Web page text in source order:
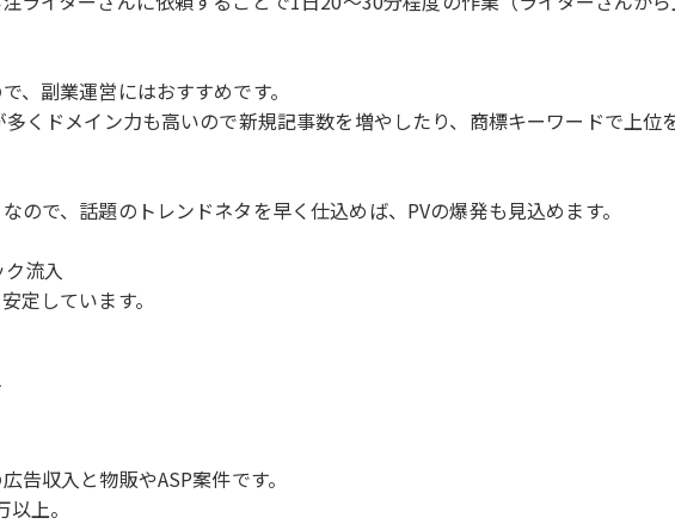
、副業運営にはおすすめです。
くドメイン力も高いので新規記事数を増やしたり、商標キーワードで上
ので、話題のトレンドネタを早く仕込めば、PVの爆発も見込めます。
流入
定しています。
告収入と物販やASP案件です。
上。